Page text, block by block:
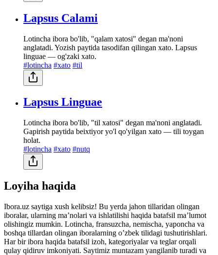
Lapsus Calami
Lotincha ibora bo'lib, "qalam xatosi" degan ma'noni
anglatadi. Yozish paytida tasodifan qilingan xato. Lapsus
linguae — og'zaki xato.
#lotincha #xato #til
Lapsus Linguae
Lotincha ibora bo'lib, "til xatosi" degan ma'noni anglatadi.
Gapirish paytida beixtiyor yo'l qo'yilgan xato — tili toygan
holat.
#lotincha #xato #nutq
Loyiha haqida
Ibora.uz saytiga xush kelibsiz! Bu yerda jahon tillaridan olingan
iboralar, ularning maʼnolari va ishlatilishi haqida batafsil maʼlumot
olishingiz mumkin. Lotincha, fransuzcha, nemischa, yaponcha va
boshqa tillardan olingan iboralarning oʼzbek tilidagi tushutirishlari.
Har bir ibora haqida batafsil izoh, kategoriyalar va teglar orqali
qulay qidiruv imkoniyati. Saytimiz muntazam yangilanib turadi va